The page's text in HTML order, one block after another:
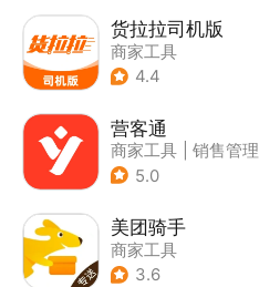
货拉拉司机版
商家工具
4.4
营客通
商家工具
销售管理
5.0
美团骑手
商家工具
3.6